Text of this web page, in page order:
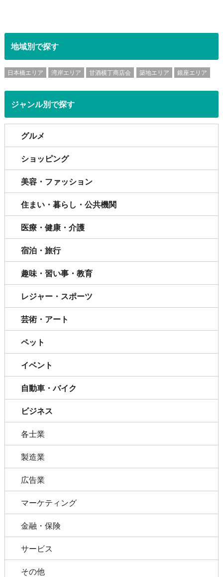
地域別で探す
日本橋エリア 湾岸エリア 甘酒横丁商店会 築地エリア 銀座エリア
ジャンル別で探す
グルメ
ショッピング
美容・ファッション
住まい・暮らし・公共機関
医療・健康・介護
宿泊・旅行
趣味・習い事・教育
レジャー・スポーツ
芸術・アート
ペット
イベント
自動車・バイク
ビジネス
各士業
製造業
広告業
マーケティング
金融・保険
サービス
その他